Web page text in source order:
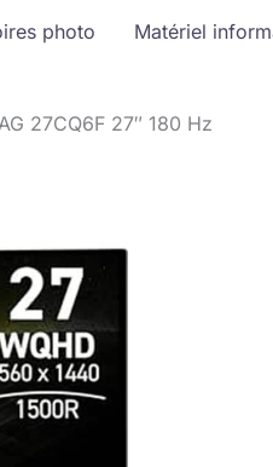
photo
Matériel
27CQ6F 27″ 180 Hz